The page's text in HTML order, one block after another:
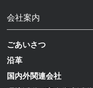
会社案内
ごあいさつ
沿革
国内外関連会社